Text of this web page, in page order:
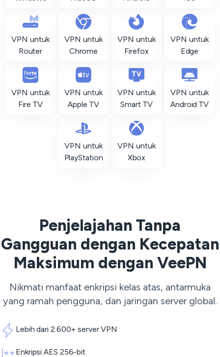
VPN untuk
Router
VPN untuk
Chrome
VPN untuk
Firefox
VPN untuk
Edge
VPN untuk
Fire TV
VPN untuk
Apple TV
VPN untuk
Smart TV
VPN untuk
Android TV
VPN untuk
PlayStation
VPN untuk
Xbox
Penjelajahan Tanpa
Gangguan dengan Kecepatan
Maksimum dengan VeePN
Nikmati manfaat enkripsi kelas atas, antarmuka
yang ramah pengguna, dan jaringan server global.
Lebih dari 2.600+ server VPN
Enkripsi AES 256-bit